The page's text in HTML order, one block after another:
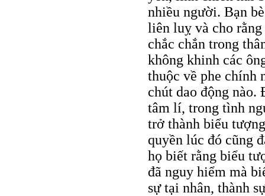
nhiều người. Bạn
liên luỵ và cho rằng
chắc chắn trong
không khinh các
thuộc về phe chính
chút dao động nào.
tâm lí, trong tình
trở thành biểu
quyền lúc đó cũng
họ biết rằng biểu
đã nguy hiểm mà
sự tại nhân, thành